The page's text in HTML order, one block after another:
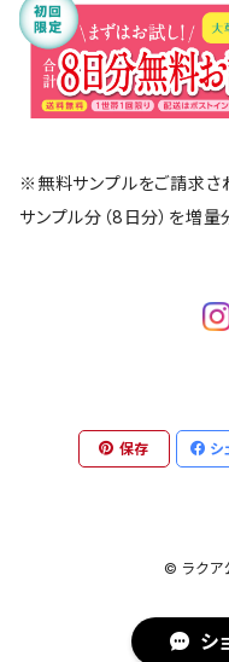
※無料サンプルをご請求さ
サンプル分（8日分）を増
保存 シ
© ラクア
シ